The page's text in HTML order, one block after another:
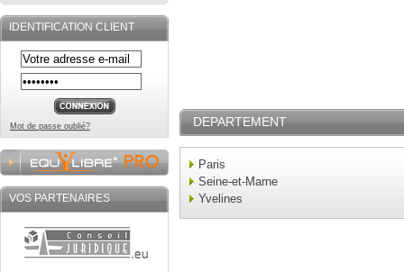
IDENTIFICATION CLIENT
Mot de passe oublié?
VOS PARTENAIRES
DEPARTEMENT
Paris
Seine-et-Marne
Yvelines